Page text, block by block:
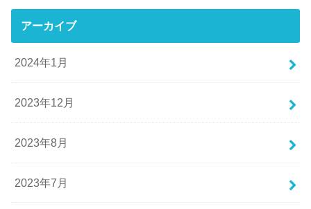
アーカイブ
2024年1月
2023年12月
2023年8月
2023年7月